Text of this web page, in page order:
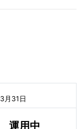
月31日
運用中